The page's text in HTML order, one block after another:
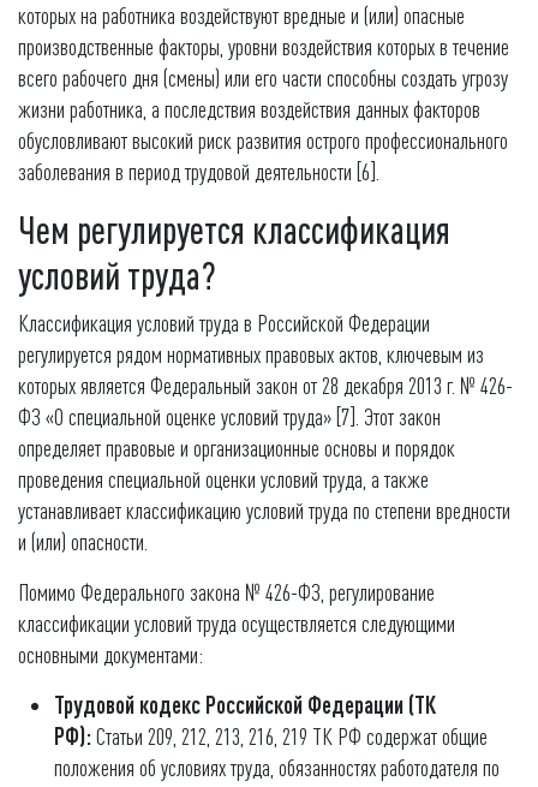
которых на работника воздействуют вредные и (или) опасные
производственные факторы, уровни воздействия которых в течение
всего рабочего дня (смены) или его части способны создать угрозу
жизни работника, а последствия воздействия данных факторов
обусловливают высокий риск развития острого профессионального
заболевания в период трудовой деятельности [6].
Чем регулируется классификация
условий труда?
Классификация условий труда в Российской Федерации
регулируется рядом нормативных правовых актов, ключевым из
которых является Федеральный закон от 28 декабря 2013 г. № 426-
ФЗ «О специальной оценке условий труда» [7]. Этот закон
определяет правовые и организационные основы и порядок
проведения специальной оценки условий труда, а также
устанавливает классификацию условий труда по степени вредности
и (или) опасности.
Помимо Федерального закона № 426-ФЗ, регулирование
классификации условий труда осуществляется следующими
основными документами:
Трудовой кодекс Российской Федерации (ТК
РФ):Статьи 209, 212, 213, 216, 219 ТК РФ содержат общие
положения об условиях труда, обязанностях работодателя по